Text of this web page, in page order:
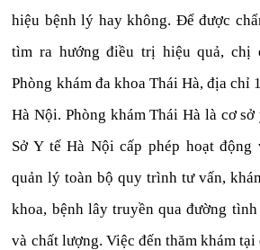
hiệu bệnh lý hay không. Để được
tìm ra hướng điều trị hiệu quả, chị
Phòng khám đa khoa Thái Hà, địa chỉ
Hà Nội. Phòng khám Thái Hà là cơ
Sở Y tế Hà Nội cấp phép hoạt động
quản lý toàn bộ quy trình tư vấn,
khoa, bệnh lây truyền qua đường
và chất lượng. Việc đến thăm khám